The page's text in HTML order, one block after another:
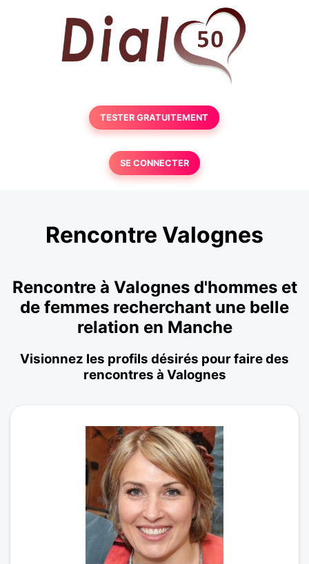
TESTER GRATUITEMENT
SE CONNECTER
Rencontre Valognes
Rencontre à Valognes d'hommes et
de femmes recherchant une belle
relation en Manche
Visionnez les profils désirés pour faire des
rencontres à Valognes